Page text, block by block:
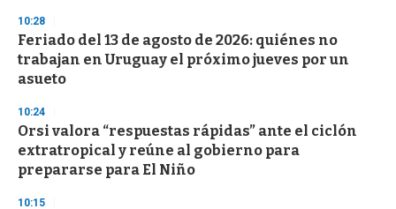
10:28
Feriado del 13 de agosto de 2026: quiénes no
trabajan en Uruguay el próximo jueves por un
asueto
10:24
Orsi valora “respuestas rápidas” ante el ciclón
extratropical y reúne al gobierno para
prepararse para El Niño
10:15